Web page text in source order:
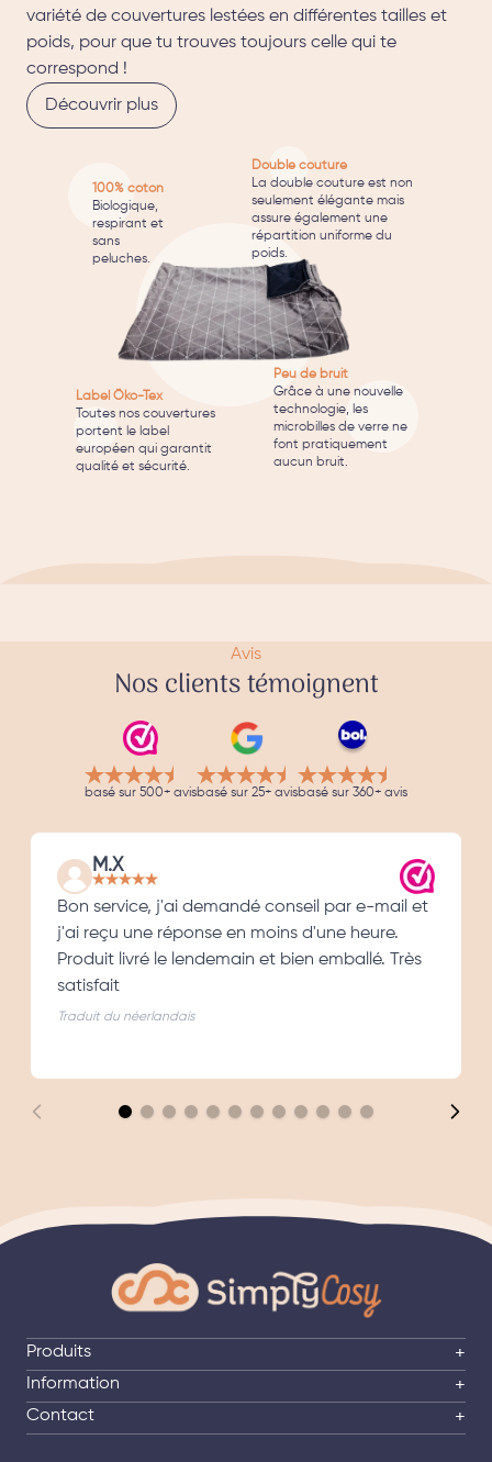
variété de couvertures lestées en différentes tailles et
poids, pour que tu trouves toujours celle qui te
correspond !
Découvrir plus
100% coton
Biologique,
respirant et
sans
peluches.
Double couture
La double couture est non
seulement élégante mais
assure également une
répartition uniforme du
poids.
Label Öko-Tex
Toutes nos couvertures
portent le label
européen qui garantit
qualité et sécurité.
Peu de bruit
Grâce à une nouvelle
technologie, les
microbilles de verre ne
font pratiquement
aucun bruit.
Avis
Nos clients témoignent
basé sur 500+ avisbasé sur 25+ avisbasé sur 360+ avis
M.X
Bon service, j'ai demandé conseil par e-mail et
j'ai reçu une réponse en moins d'une heure.
Produit livré le lendemain et bien emballé. Très
satisfait
Traduit du néerlandais
Produits +
Information +
Contact +